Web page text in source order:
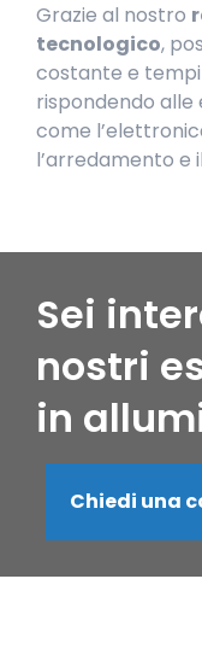
Grazie al nostro
tecnologico,
costante e
rispondendo alle
come
l’arredamento e
Sei
nostri
in
Chiedi una